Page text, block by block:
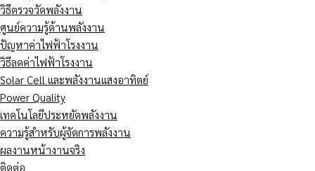
วิธีตรวจวัดพลังงาน
ศูนย์ความรู้ด้านพลังงาน
ปัญหาค่าไฟฟ้าโรงงาน
วิธีลดค่าไฟฟ้าโรงงาน
Solar Cell และพลังงานแสงอาทิตย์
Power Quality
เทคโนโลยีประหยัดพลังงาน
ความรู้สำหรับผู้จัดการพลังงาน
ผลงานหน้างานจริง
ติดต่อ